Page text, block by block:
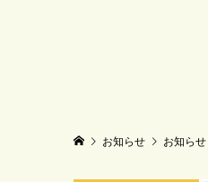
お知らせ お知らせ